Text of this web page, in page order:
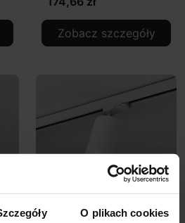
O plikach cookies
Zobacz szczegóły